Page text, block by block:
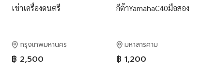
เช่าเครื่องดนตรี
กรุงเทพมหานคร
฿ 2,500
กีต้าYamahaC40มือสอง
มหาสารคาม
฿ 1,200